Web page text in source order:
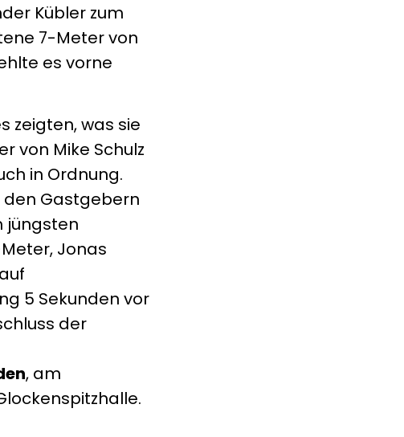
Kübler zum
7-Meter von
es vorne
zeigten, was sie
von Mike Schulz
in Ordnung.
Gastgebern
jüngsten
Jonas
5 Sekunden vor
der
, am